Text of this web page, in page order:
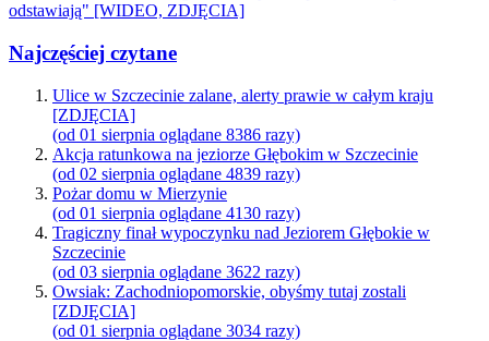
Najczęściej czytane
Ulice w Szczecinie zalane, alerty prawie w całym kraju
[ZDJĘCIA]
(od 01 sierpnia oglądane 8386 razy)
Akcja ratunkowa na jeziorze Głębokim w Szczecinie
(od 02 sierpnia oglądane 4839 razy)
Pożar domu w Mierzynie
(od 01 sierpnia oglądane 4130 razy)
Tragiczny finał wypoczynku nad Jeziorem Głębokie w
Szczecinie
(od 03 sierpnia oglądane 3622 razy)
Owsiak: Zachodniopomorskie, obyśmy tutaj zostali
[ZDJĘCIA]
(od 01 sierpnia oglądane 3034 razy)